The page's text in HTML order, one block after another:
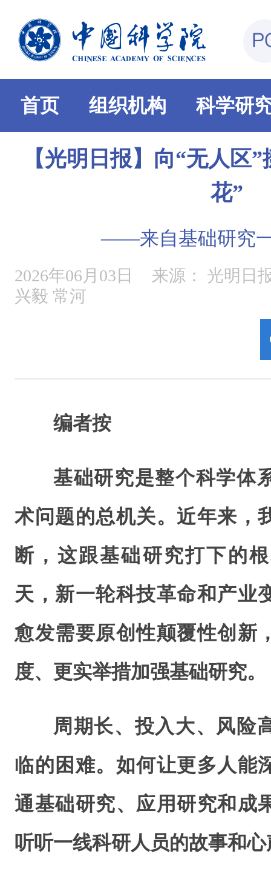
首页 组织机构 科学研
【光明日报】向“无人区
花”
——来自基础研究
2026年06月03日 来源： 光明日
兴毅 常河
编者按
基础研究是整个科学体
术问题的总机关。近年来，
断，这跟基础研究打下的
天，新一轮科技革命和产业
愈发需要原创性颠覆性创新
度、更实举措加强基础研究。
周期长、投入大、风险
临的困难。如何让更多人能
通基础研究、应用研究和成
听听一线科研人员的故事和心